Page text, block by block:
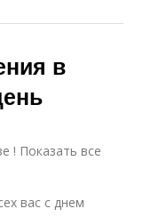
в
! Показать все
вас с днем